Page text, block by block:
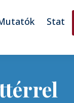
Stat